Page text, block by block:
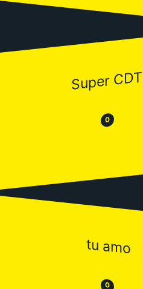
Super
😒 0 😂
tu amo
0